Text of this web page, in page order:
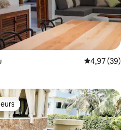
Évaluation
4,97 (39)
les plus appréciés